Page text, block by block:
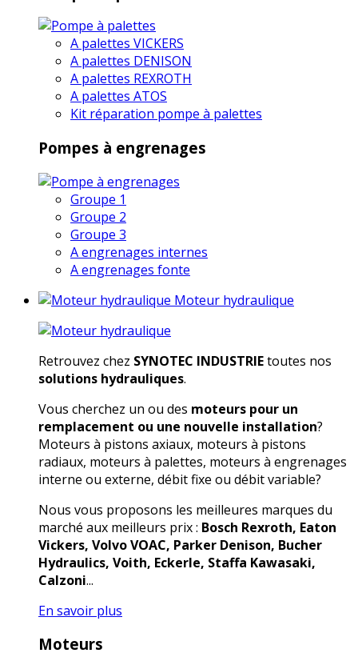
A palettes VICKERS
A palettes DENISON
A palettes REXROTH
A palettes ATOS
Kit réparation pompe à palettes
Pompes à engrenages
Groupe 1
Groupe 2
Groupe 3
A engrenages internes
A engrenages fonte
Moteur hydraulique
Retrouvez chez SYNOTEC INDUSTRIEtoutes nos
solutions hydrauliques.
Vous cherchez un ou des moteurs pour un
remplacement ou une nouvelle installation?
Moteurs à pistons axiaux, moteurs à pistons
radiaux, moteurs à palettes, moteurs à engrenages
interne ou externe, débit fixe ou débit variable?
Nous vous proposons les meilleures marques du
marché aux meilleurs prix : Bosch Rexroth, Eaton
Vickers, Volvo VOAC, Parker Denison, Bucher
Hydraulics, Voith, Eckerle, Staffa Kawasaki,
Calzoni...
En savoir plus
Moteurs